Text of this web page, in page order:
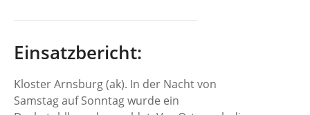
Einsatzbericht:
Kloster Arnsburg (ak). In der Nacht von
Samstag auf Sonntag wurde ein